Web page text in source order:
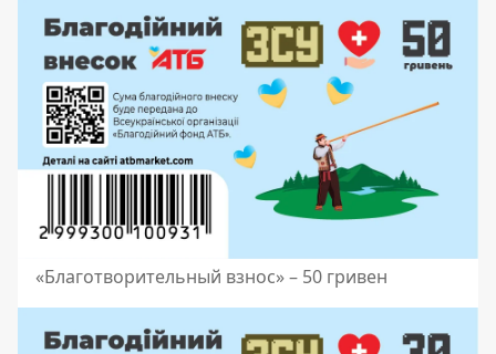
«Благотворительный взнос» – 50 гривен